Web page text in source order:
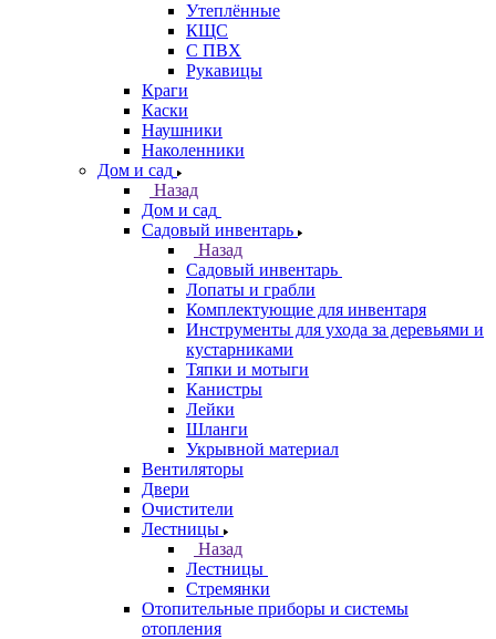
Утеплённые
КЩС
С ПВХ
Рукавицы
Краги
Каски
Наушники
Наколенники
Дом и сад
Назад
Дом и сад
Садовый инвентарь
Назад
Садовый инвентарь
Лопаты и грабли
Комплектующие для инвентаря
Инструменты для ухода за деревьями и
кустарниками
Тяпки и мотыги
Канистры
Лейки
Шланги
Укрывной материал
Вентиляторы
Двери
Очистители
Лестницы
Назад
Лестницы
Стремянки
Отопительные приборы и системы
отопления